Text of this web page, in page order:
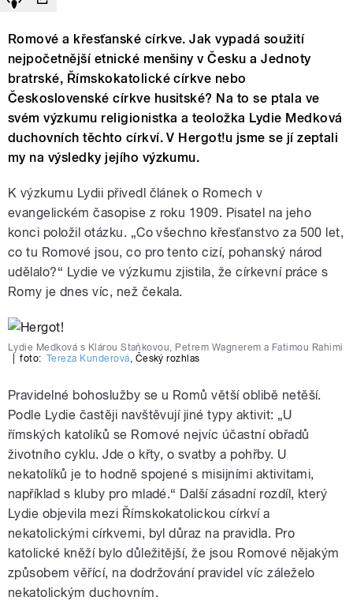
Romové a křesťanské církve. Jak vypadá soužití
nejpočetnější etnické menšiny v Česku a Jednoty
bratrské, Římskokatolické církve nebo
Československé církve husitské? Na to se ptala ve
svém výzkumu religionistka a teoložka Lydie Medková
duchovních těchto církví. V Hergot!u jsme se jí zeptali
my na výsledky jejího výzkumu.
K výzkumu Lydii přivedl článek o Romech v
evangelickém časopise z roku 1909. Pisatel na jeho
konci položil otázku. „Co všechno křesťanstvo za 500 let,
co tu Romové jsou, co pro tento cizí, pohanský národ
udělalo?“ Lydie ve výzkumu zjistila, že církevní práce s
Romy je dnes víc, než čekala.
Lydie Medková s Klárou Staňkovou, Petrem Wagnerem a Fatimou Rahimi
foto: Tereza Kunderová, Český rozhlas
Pravidelné bohoslužby se u Romů větší oblibě netěší.
Podle Lydie častěji navštěvují jiné typy aktivit: „U
římských katolíků se Romové nejvíc účastní obřadů
životního cyklu. Jde o křty, o svatby a pohřby. U
nekatolíků je to hodně spojené s misijními aktivitami,
například s kluby pro mladé.“ Další zásadní rozdíl, který
Lydie objevila mezi Římskokatolickou církví a
nekatolickými církvemi, byl důraz na pravidla. Pro
katolické kněží bylo důležitější, že jsou Romové nějakým
způsobem věřící, na dodržování pravidel víc záleželo
nekatolickým duchovním.